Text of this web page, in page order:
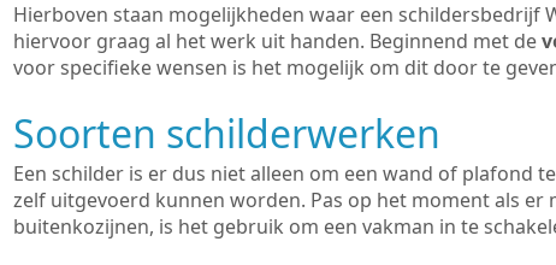
Hierboven staan mogelijkheden waar een schildersbedrijf
hiervoor graag al het werk uit handen. Beginnend met de
voor specifieke wensen is het mogelijk om dit door te
Soorten schilderwerken
Een schilder is er dus niet alleen om een wand of plafond
zelf uitgevoerd kunnen worden. Pas op het moment als
buitenkozijnen, is het gebruik om een vakman in te